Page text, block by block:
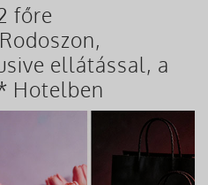
főre
ellátással, a
Hotelben